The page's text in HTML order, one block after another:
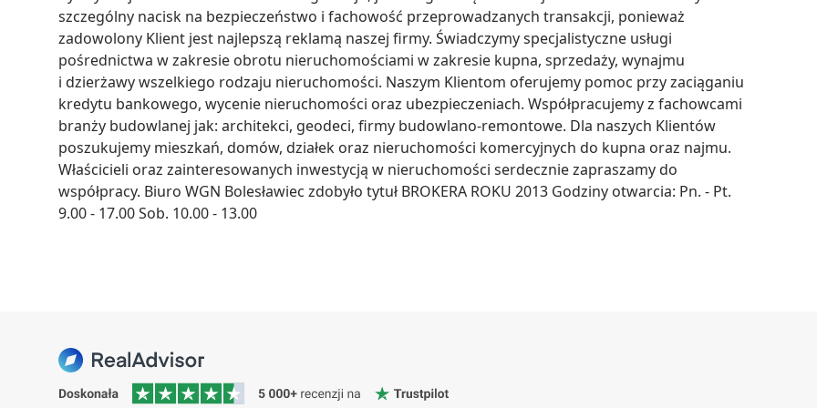
szczególny nacisk na bezpieczeństwo i fachowość przeprowadzanych transakcji, ponieważ
zadowolony Klient jest najlepszą reklamą naszej firmy. Świadczymy specjalistyczne usługi
pośrednictwa w zakresie obrotu nieruchomościami w zakresie kupna, sprzedaży, wynajmu
i dzierżawy wszelkiego rodzaju nieruchomości. Naszym Klientom oferujemy pomoc przy zaciąganiu
kredytu bankowego, wycenie nieruchomości oraz ubezpieczeniach. Współpracujemy z fachowcami
branży budowlanej jak: architekci, geodeci, firmy budowlano-remontowe. Dla naszych Klientów
poszukujemy mieszkań, domów, działek oraz nieruchomości komercyjnych do kupna oraz najmu.
Właścicieli oraz zainteresowanych inwestycją w nieruchomości serdecznie zapraszamy do
współpracy. Biuro WGN Bolesławiec zdobyło tytuł BROKERA ROKU 2013 Godziny otwarcia: Pn. - Pt.
9.00 - 17.00 Sob. 10.00 - 13.00